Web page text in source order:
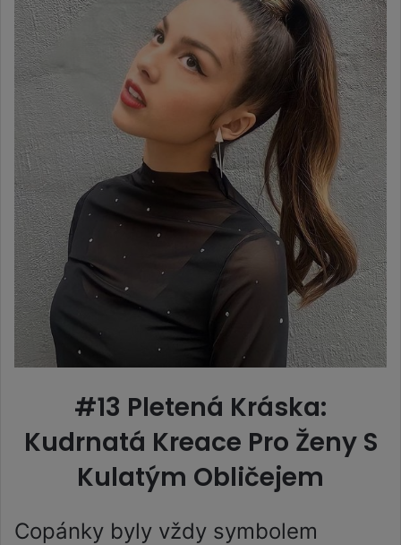
#13 Pletená Kráska:
Kudrnatá Kreace Pro Ženy S
Kulatým Obličejem
Copánky byly vždy symbolem